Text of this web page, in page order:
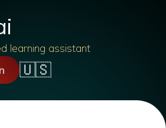
learning assistant
🇺🇸